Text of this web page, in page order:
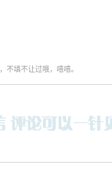
，不填不让过哦，嘻嘻。